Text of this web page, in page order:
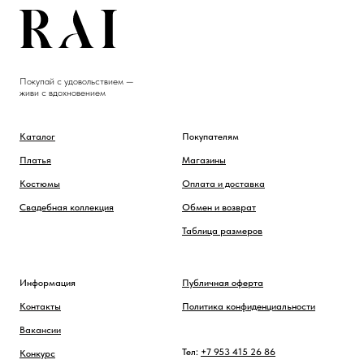
Покупай с удовольствием —
живи с вдохновением
Каталог
Платья
Костюмы
Свадебная коллекция
Покупателям
Магазины
Оплата и доставка
Обмен и возврат
Таблица размеров
Информация
Контакты
Вакансии
Конкурс
Публичная оферта
Политика конфиденциальности
Тел: +7 953 415 26 86